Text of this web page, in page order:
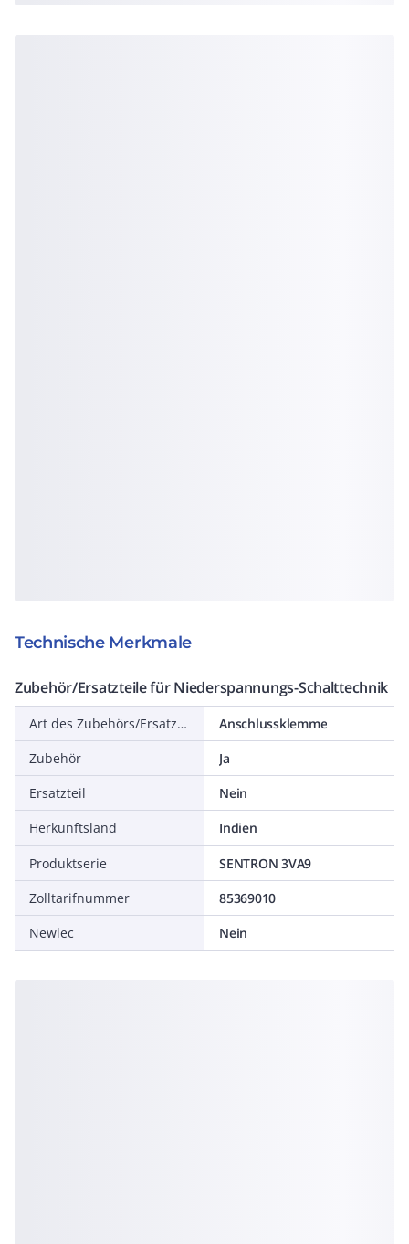
Technische Merkmale
Zubehör/Ersatzteile für Niederspannungs-Schalttechnik
Art des Zubehörs/Ersatzteils
Anschlussklemme
Zubehör
Ja
Ersatzteil
Nein
Herkunftsland
Indien
Produktserie
SENTRON 3VA9
Zolltarifnummer
85369010
Newlec
Nein